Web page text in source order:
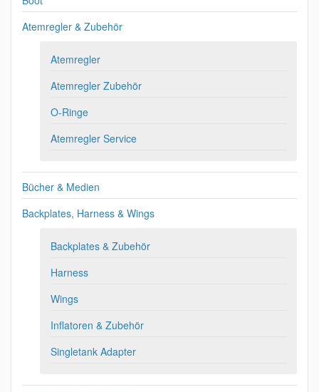
Atemregler & Zubehör
Atemregler
Atemregler Zubehör
O-Ringe
Atemregler Service
Bücher & Medien
Backplates, Harness & Wings
Backplates & Zubehör
Harness
Wings
Inflatoren & Zubehör
Singletank Adapter